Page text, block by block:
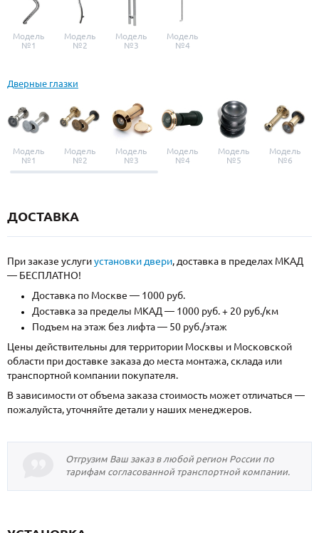
Модель
№1
Модель
№2
Модель
№3
Модель
№4
Дверные глазки
Модель
№1
Модель
№2
Модель
№3
Модель
№4
Модель
№5
Модель
№6
ДОСТАВКА
При заказе услугиустановки двери, доставка в пределах МКАД
— БЕСПЛАТНО!
Доставка по Москве — 1000 руб.
Доставка за пределы МКАД — 1000 руб. + 20 руб./км
Подъем на этаж без лифта — 50 руб./этаж
Цены действительны для территории Москвы и Московской
области при доставке заказа до места монтажа, склада или
транспортной компании покупателя.
В зависимости от объема заказа стоимость может отличаться —
пожалуйста, уточняйте детали у наших менеджеров.
Отгрузим Ваш заказ в любой регион России по
тарифам согласованной транспортной компании.